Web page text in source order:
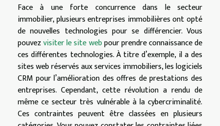
Face à une forte concurrence dans le secteur
immobilier, plusieurs entreprises immobilières ont opté
de nouvelles technologies pour se différencier. Vous
pouvezvisiter le site webpour prendre connaissance de
ces différentes technologies. À titre d’exemple, il a des
sites web réservés aux services immobiliers, les logiciels
CRM pour l’amélioration des offres de prestations des
entreprises. Cependant, cette révolution a rendu de
même ce secteur très vulnérable à la cybercriminalité.
Ces contraintes peuvent être classées en plusieurs